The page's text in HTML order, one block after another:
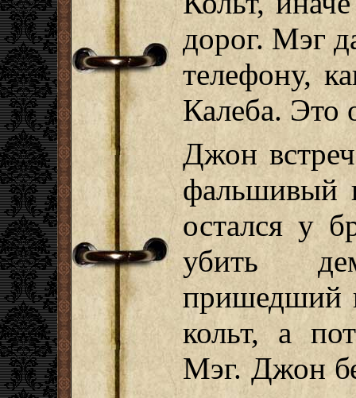
дорог. Мэг
телефону,
Калеба. Это
Джон
фальшивый
остался у
убить
пришедший
кольт, а
Мэг. Джон